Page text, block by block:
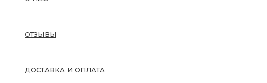
ОТЗЫВЫ
ДОСТАВКА И ОПЛАТА